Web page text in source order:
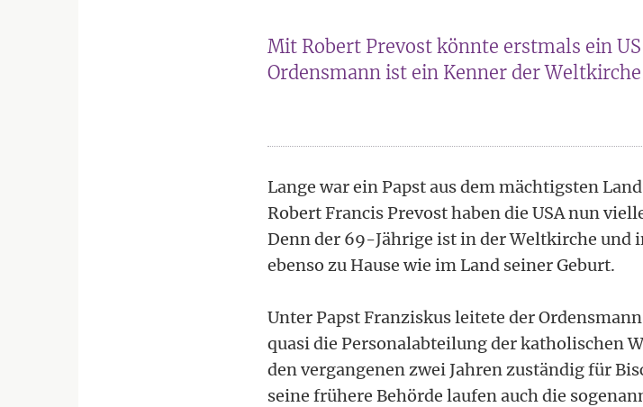
Mit Robert Prevost könnte erstmals ein
Ordensmann ist ein Kenner der Weltkirche
Lange war ein Papst aus dem mächtigsten
Robert Francis Prevost haben die USA nun
Denn der 69-Jährige ist in der Weltkirche und
ebenso zu Hause wie im Land seiner Geburt.
Unter Papst Franziskus leitete der
quasi die Personalabteilung der katholischen
den vergangenen zwei Jahren zuständig für
seine frühere Behörde laufen auch die